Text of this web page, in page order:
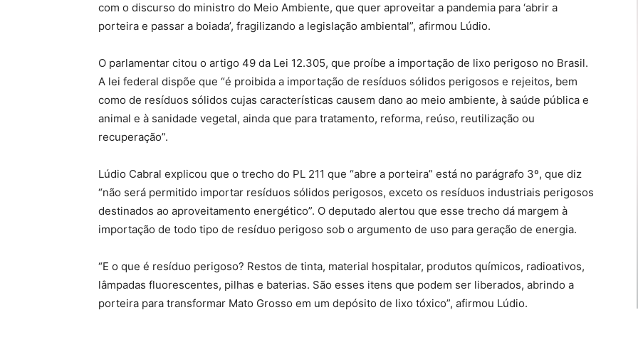
com o discurso do ministro do Meio Ambiente, que quer aproveitar a pandemia para ‘abrir a
porteira e passar a boiada’, fragilizando a legislação ambiental”, afirmou Lúdio.
O parlamentar citou o artigo 49 da Lei 12.305, que proíbe a importação de lixo perigoso no Brasil.
A lei federal dispõe que “é proibida a importação de resíduos sólidos perigosos e rejeitos, bem
como de resíduos sólidos cujas características causem dano ao meio ambiente, à saúde pública e
animal e à sanidade vegetal, ainda que para tratamento, reforma, reúso, reutilização ou
recuperação”.
Lúdio Cabral explicou que o trecho do PL 211 que “abre a porteira” está no parágrafo 3º, que diz
“não será permitido importar resíduos sólidos perigosos, exceto os resíduos industriais perigosos
destinados ao aproveitamento energético”. O deputado alertou que esse trecho dá margem à
importação de todo tipo de resíduo perigoso sob o argumento de uso para geração de energia.
“E o que é resíduo perigoso? Restos de tinta, material hospitalar, produtos químicos, radioativos,
lâmpadas fluorescentes, pilhas e baterias. São esses itens que podem ser liberados, abrindo a
porteira para transformar Mato Grosso em um depósito de lixo tóxico”, afirmou Lúdio.